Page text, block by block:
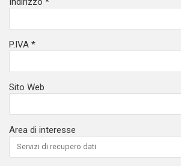
P.IVA *
Sito Web
Area di interesse